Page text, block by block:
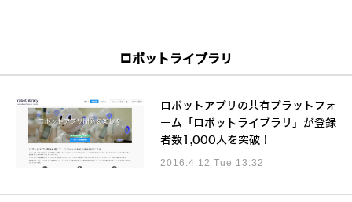
ロボットライブラリ
ロボットアプリの共有プラットフォ
ーム「ロボットライブラリ」が登録
者数1,000人を突破！
2016.4.12 Tue 13:32